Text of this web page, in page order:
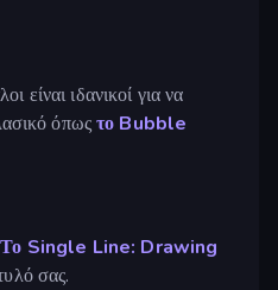
είναι ιδανικοί για να
όπωςτο Bubble
Το Single Line: Drawing
σας.